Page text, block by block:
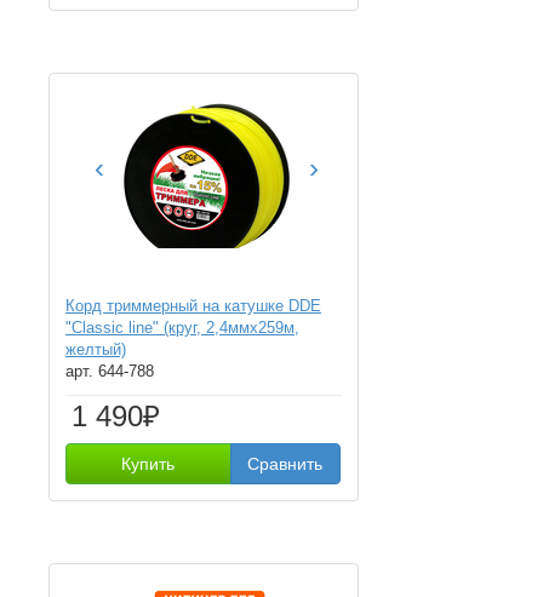
‹ ›
Корд триммерный на катушке DDE
"Classic line" (круг, 2,4ммх259м,
желтый)
арт. 644-788
1 490₽
Купить Сравнить